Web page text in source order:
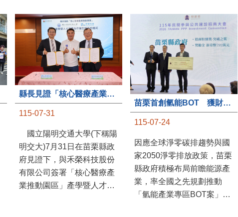
縣長見證「核心醫療產業推動園區」產學合作簽約儀式
115-07-31
國立陽明交通大學(下稱陽
明交大)7月31日在苗栗縣政
府見證下，與禾榮科技股份
有限公司簽署「核心醫療產
業推動園區」產學暨人才培
苗栗首創氫能BOT 獲財政部「突破之翼」肯定
115-07-24
因應全球淨零碳排趨勢與國
家2050淨零排放政策，苗栗
縣政府積極布局前瞻能源產
業，率全國之先規劃推動
「氫能產業專區BOT案」，